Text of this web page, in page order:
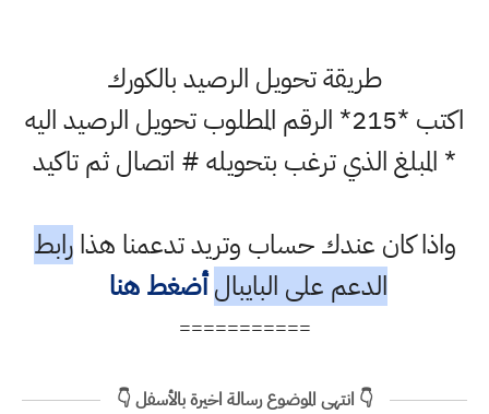
طريقة تحويل الرصيد بالكورك
اكتب *215* الرقم المطلوب تحويل الرصيد اليه
* المبلغ الذي ترغب بتحويله # اتصال ثم تاكيد
واذا كان عندك حساب وتريد تدعمنا هذارابط
الدعم على البايبال أضغط هنا
===========
👇 انتهى الموضوع رسالة اخيرة بالأسفل 👇